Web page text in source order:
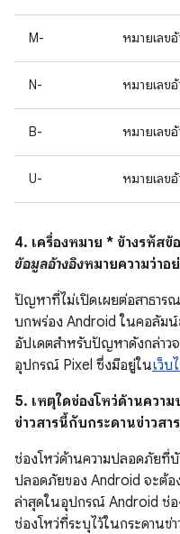
M- หมายเลข
N- หมายเลขอ้
B- หมายเลข
U- หมายเลขอ้
4. เครื่องหมาย * ข้างรหัส
ข้อมูลอ้างอิงหมายความว่าอย่
ปัญหาที่ไม่เปิดเผยต่อสาธาร
บกพร่อง Android ในคอลัมน์
อัปเดตสำหรับปัญหาดังกล่าว
อุปกรณ์ Pixel ซึ่งมีอยู่ในเว็
5. เหตุใดช่องโหว่ด้านควา
ข่าวสารนี้กับกระดานข่าวส
ช่องโหว่ด้านความปลอดภัยที่บั
ปลอดภัยของ Android จะต้
ล่าสุดในอุปกรณ์ Android ช่อ
ช่องโหว่ที่ระบุไว้ในกระดานข่